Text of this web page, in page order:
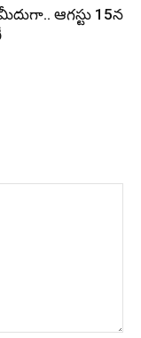
ఆగస్టు 15న